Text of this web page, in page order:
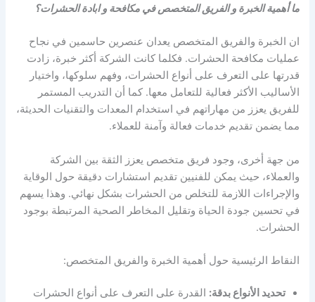
ما أهمية الخبرة و الفريق المتخصص في مكافحة و ابادة الحشرات؟
ان الخبرة والفريق المتخصص يعدان عنصرين حاسمين في نجاح
عمليات مكافحة الحشرات. فكلما كانت الشركة أكثر خبرة، زادت
قدرتها على التعرف على أنواع الحشرات، وفهم سلوكها، واختيار
الأساليب الأكثر فعالية للتعامل معها. كما أن التدريب المستمر
للفريق يعزز من مهاراتهم في استخدام المعدات والتقنيات الحديثة،
مما يضمن تقديم خدمات فعالة وآمنة للعملاء.
من جهة أخرى، وجود فريق متخصص يعزز الثقة بين الشركة
والعملاء، حيث يمكن للفنيين تقديم استشارات دقيقة حول الوقاية
والإجراءات اللازمة للتخلص من الحشرات بشكل نهائي. وهذا يسهم
في تحسين جودة الحياة وتقليل المخاطر الصحية المرتبطة بوجود
الحشرات.
النقاط الرئيسية حول أهمية الخبرة والفريق المتخصص:
تحديد الأنواع بدقة: القدرة على التعرف على أنواع الحشرات